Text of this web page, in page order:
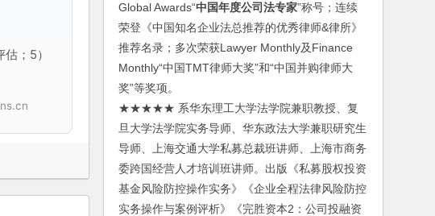
；5）
Global Awards“中国年度公司法专家”称号；连续
荣登《中国知名企业法总推荐的优秀律师&律所》
推荐名录；多次荣获Lawyer Monthly及Finance
Monthly“中国TMT律师大奖”和“中国并购律师大
奖”等奖项。
★★★★★ 系华东理工大学法学院兼职教授、复
旦大学法学院实务导师、华东政法大学兼职研究生
导师、上海交通大学私募总裁班讲师、上海市商务
委跨国经营人才培训班讲师。出版《私募股权投资
基金风险防控操作实务》《企业全程法律风险防控
实务操作与案例评析》《完胜资本2：公司投融资